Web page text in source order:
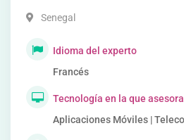
Senegal
Idioma del experto
Francés
Tecnología en la que asesora
Aplicaciones Móviles |